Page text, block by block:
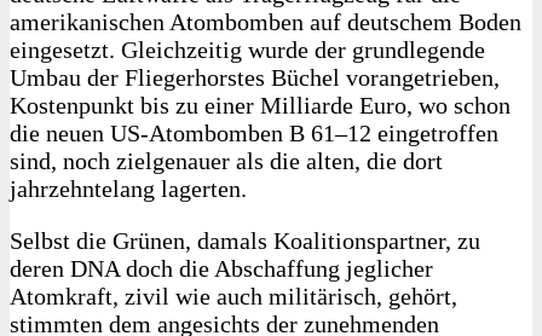
amerikanischen Atombomben auf deutschem Boden
eingesetzt. Gleichzeitig wurde der grundlegende
Umbau der Fliegerhorstes Büchel vorangetrieben,
Kostenpunkt bis zu einer Milliarde Euro, wo schon
die neuen US-Atombomben B 61–12 eingetroffen
sind, noch zielgenauer als die alten, die dort
jahrzehntelang lagerten.
Selbst die Grünen, damals Koalitionspartner, zu
deren DNA doch die Abschaffung jeglicher
Atomkraft, zivil wie auch militärisch, gehört,
stimmten dem angesichts der zunehmenden